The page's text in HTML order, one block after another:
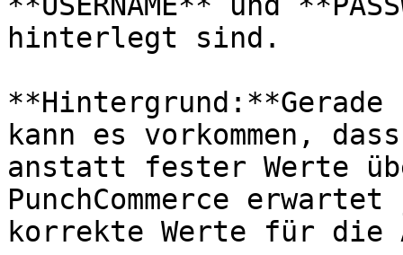
hinterlegt sind.
**Hintergrund:**Gerade
kann es vorkommen,
anstatt fester Werte
PunchCommerce
korrekte Werte für